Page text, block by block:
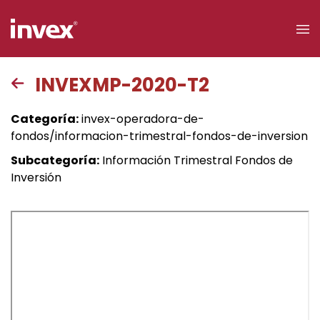
Acceso a
clientes
Buscar
INVEXMP-2020-T2
Categoría:invex-operadora-de-
fondos/informacion-trimestral-fondos-de-inversion
Subcategoría: Información Trimestral Fondos de
Inversión